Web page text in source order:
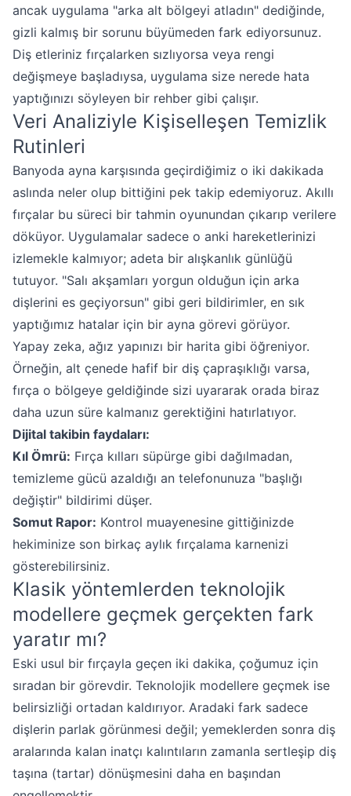
ancak uygulama "arka alt bölgeyi atladın" dediğinde,
gizli kalmış bir sorunu büyümeden fark ediyorsunuz.
Diş etleriniz fırçalarken sızlıyorsa veya rengi
değişmeye başladıysa, uygulama size nerede hata
yaptığınızı söyleyen bir rehber gibi çalışır.
Veri Analiziyle Kişiselleşen Temizlik
Rutinleri
Banyoda ayna karşısında geçirdiğimiz o iki dakikada
aslında neler olup bittiğini pek takip edemiyoruz. Akıllı
fırçalar bu süreci bir tahmin oyunundan çıkarıp verilere
döküyor. Uygulamalar sadece o anki hareketlerinizi
izlemekle kalmıyor; adeta bir alışkanlık günlüğü
tutuyor. "Salı akşamları yorgun olduğun için arka
dişlerini es geçiyorsun" gibi geri bildirimler, en sık
yaptığımız hatalar için bir ayna görevi görüyor.
Yapay zeka, ağız yapınızı bir harita gibi öğreniyor.
Örneğin, alt çenede hafif bir diş çapraşıklığı varsa,
fırça o bölgeye geldiğinde sizi uyararak orada biraz
daha uzun süre kalmanız gerektiğini hatırlatıyor.
Dijital takibin faydaları:
Kıl Ömrü: Fırça kılları süpürge gibi dağılmadan,
temizleme gücü azaldığı an telefonunuza "başlığı
değiştir" bildirimi düşer.
Somut Rapor: Kontrol muayenesine gittiğinizde
hekiminize son birkaç aylık fırçalama karnenizi
gösterebilirsiniz.
Klasik yöntemlerden teknolojik
modellere geçmek gerçekten fark
yaratır mı?
Eski usul bir fırçayla geçen iki dakika, çoğumuz için
sıradan bir görevdir. Teknolojik modellere geçmek ise
belirsizliği ortadan kaldırıyor. Aradaki fark sadece
dişlerin parlak görünmesi değil; yemeklerden sonra diş
aralarında kalan inatçı kalıntıların zamanla sertleşip diş
taşına (tartar) dönüşmesini daha en başından